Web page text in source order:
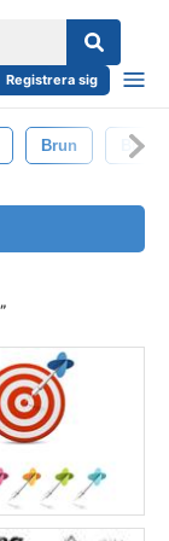
Registrera sig
Brun Bulle